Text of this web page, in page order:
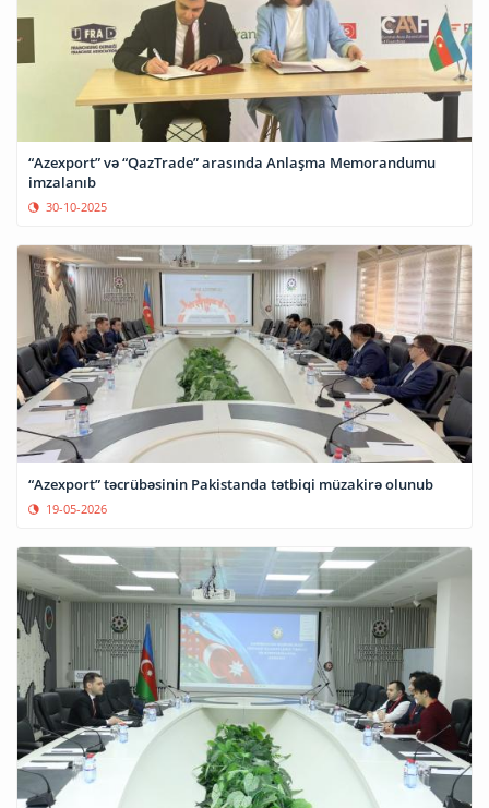
“Azexport” və “QazTrade” arasında Anlaşma Memorandumu
imzalanıb
30-10-2025
“Azexport” təcrübəsinin Pakistanda tətbiqi müzakirə olunub
19-05-2026